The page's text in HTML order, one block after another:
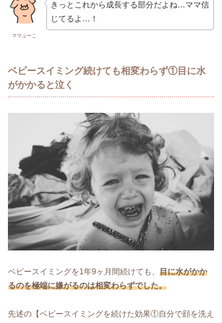
ママぶーこ
きっとこれから成長する部分だよね…ママ信
じてるよ…！
ベビースイミング続けても相変わらず①目に水
がかかると泣く
ベビースイミングを1年9ヶ月間続けても、 目に水がかか
るのを極端に嫌がるのは相変わらずでした。
先述の【ベビースイミングを続けた効果①自分で顔を洗え